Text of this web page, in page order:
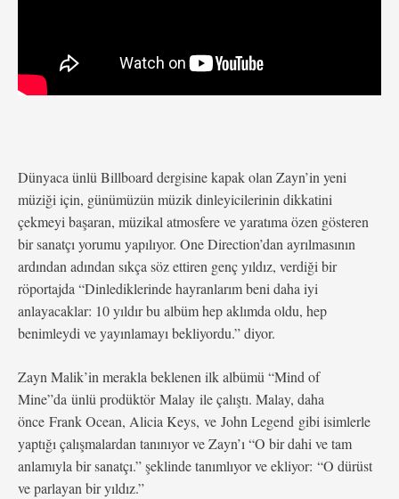
Dünyaca ünlü Billboard dergisine kapak olan Zayn’in yeni
müziği için, günümüzün müzik dinleyicilerinin dikkatini
çekmeyi başaran, müzikal atmosfere ve yaratıma özen gösteren
bir sanatçı yorumu yapılıyor. One Direction’dan ayrılmasının
ardından adından sıkça söz ettiren genç yıldız, verdiği bir
röportajda “Dinlediklerinde hayranlarım beni daha iyi
anlayacaklar: 10 yıldır bu albüm hep aklımda oldu, hep
benimleydi ve yayınlamayı bekliyordu.” diyor.
Zayn Malik’in merakla beklenen ilk albümü “Mind of
Mine”da ünlü prodüktör Malay ile çalıştı. Malay, daha
önce Frank Ocean, Alicia Keys, ve John Legend gibi isimlerle
yaptığı çalışmalardan tanınıyor ve Zayn’ı “O bir dahi ve tam
anlamıyla bir sanatçı.” şeklinde tanımlıyor ve ekliyor: “O dürüst
ve parlayan bir yıldız.”